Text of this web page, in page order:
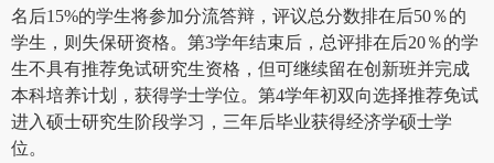
名后15%的学生将参加分流答辩，评议总分数排在后50％的
学生，则失保研资格。第3学年结束后，总评排在后20％的学
生不具有推荐免试研究生资格，但可继续留在创新班并完成
本科培养计划，获得学士学位。第4学年初双向选择推荐免试
进入硕士研究生阶段学习，三年后毕业获得经济学硕士学
位。